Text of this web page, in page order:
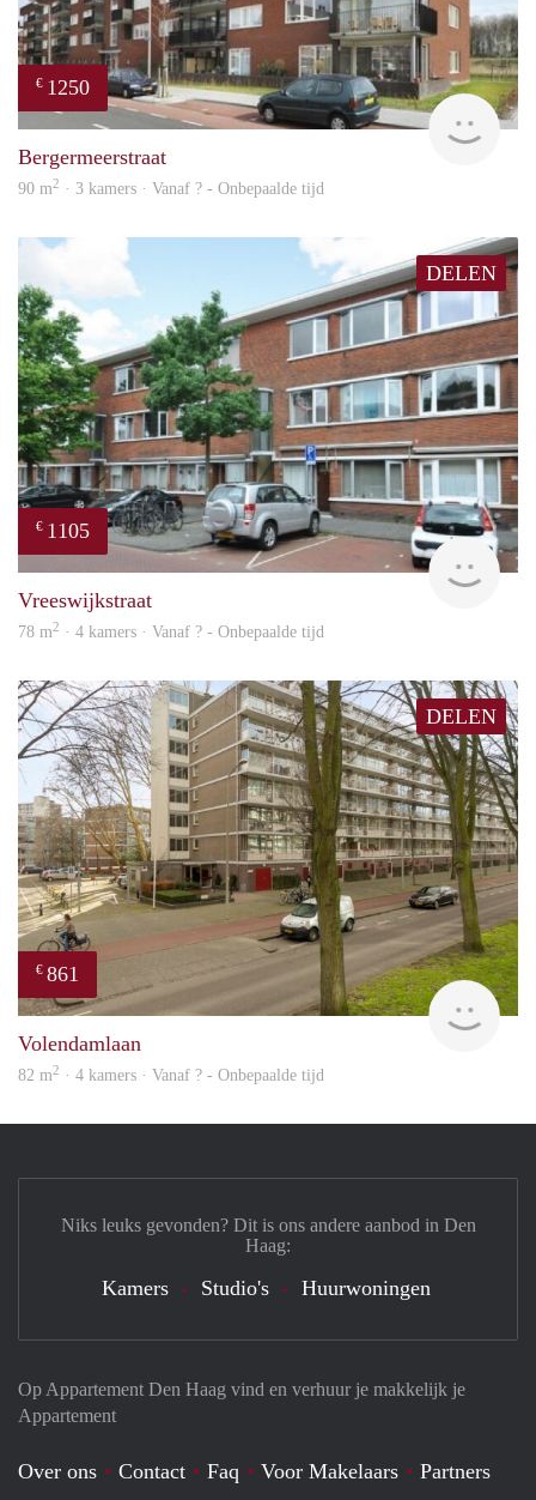
€ 1250
Bergermeerstraat
90 m2 · 3 kamers · Vanaf ? - Onbepaalde tijd
DELEN
€ 1105
Vreeswijkstraat
78 m2 · 4 kamers · Vanaf ? - Onbepaalde tijd
DELEN
€ 861
Volendamlaan
82 m2 · 4 kamers · Vanaf ? - Onbepaalde tijd
Op Appartement Den Haag vind en verhuur je makkelijk je
Appartement
Over ons Contact Faq Voor Makelaars Partners
Niks leuks gevonden? Dit is ons andere aanbod in Den
Haag:
Kamers Studio's Huurwoningen